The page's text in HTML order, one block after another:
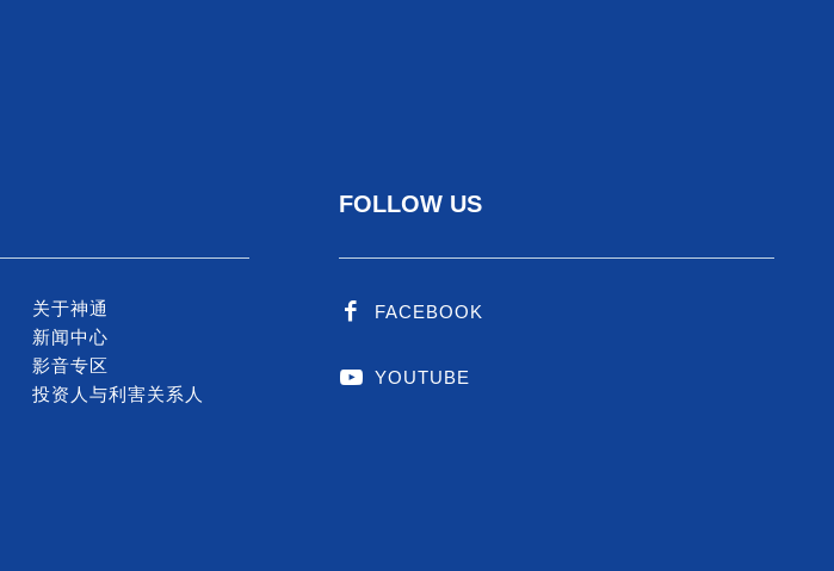
关于神通
新闻中心
影音专区
投资人与利害关系人
FOLLOW US
FACEBOOK
YOUTUBE